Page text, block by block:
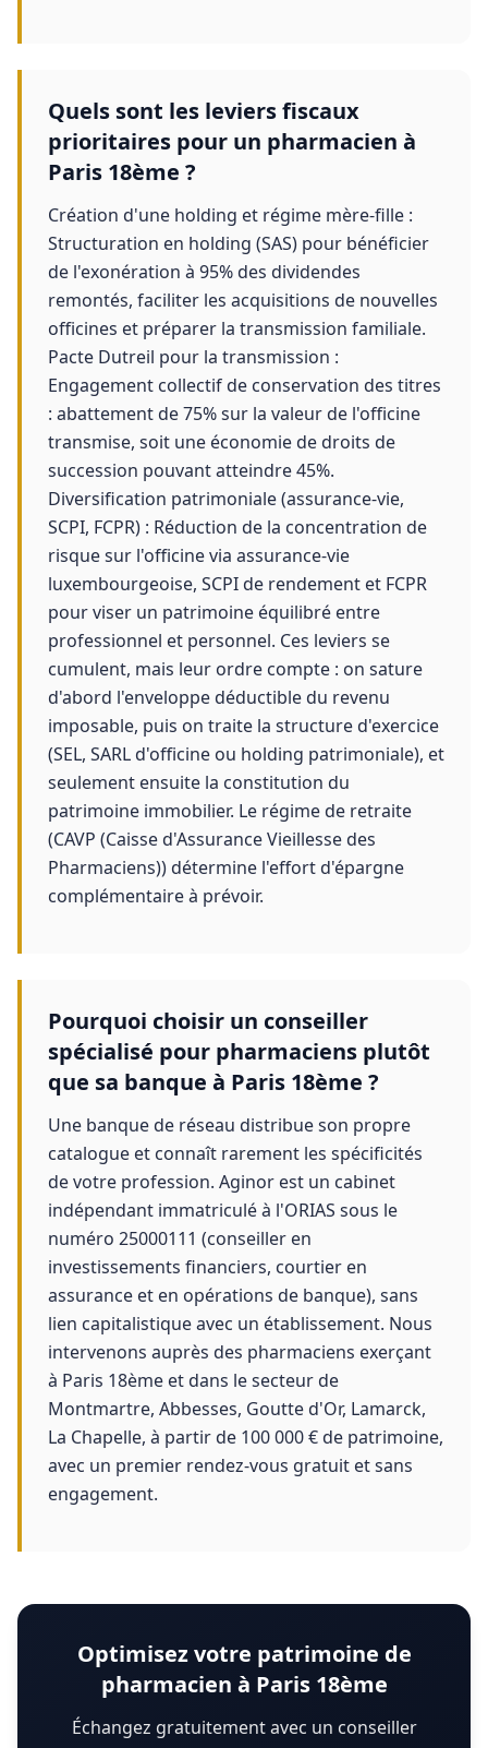
Quels sont les leviers fiscaux
prioritaires pour un pharmacien à
Paris 18ème ?
Création d'une holding et régime mère-fille :
Structuration en holding (SAS) pour bénéficier
de l'exonération à 95% des dividendes
remontés, faciliter les acquisitions de nouvelles
officines et préparer la transmission familiale.
Pacte Dutreil pour la transmission :
Engagement collectif de conservation des titres
: abattement de 75% sur la valeur de l'officine
transmise, soit une économie de droits de
succession pouvant atteindre 45%.
Diversification patrimoniale (assurance-vie,
SCPI, FCPR) : Réduction de la concentration de
risque sur l'officine via assurance-vie
luxembourgeoise, SCPI de rendement et FCPR
pour viser un patrimoine équilibré entre
professionnel et personnel. Ces leviers se
cumulent, mais leur ordre compte : on sature
d'abord l'enveloppe déductible du revenu
imposable, puis on traite la structure d'exercice
(SEL, SARL d'officine ou holding patrimoniale), et
seulement ensuite la constitution du
patrimoine immobilier. Le régime de retraite
(CAVP (Caisse d'Assurance Vieillesse des
Pharmaciens)) détermine l'effort d'épargne
complémentaire à prévoir.
Pourquoi choisir un conseiller
spécialisé pour pharmaciens plutôt
que sa banque à Paris 18ème ?
Une banque de réseau distribue son propre
catalogue et connaît rarement les spécificités
de votre profession. Aginor est un cabinet
indépendant immatriculé à l'ORIAS sous le
numéro 25000111 (conseiller en
investissements financiers, courtier en
assurance et en opérations de banque), sans
lien capitalistique avec un établissement. Nous
intervenons auprès des pharmaciens exerçant
à Paris 18ème et dans le secteur de
Montmartre, Abbesses, Goutte d'Or, Lamarck,
La Chapelle, à partir de 100 000 € de patrimoine,
avec un premier rendez-vous gratuit et sans
engagement.
Optimisez votre patrimoine de
pharmacien à Paris 18ème
Échangez gratuitement avec un conseiller